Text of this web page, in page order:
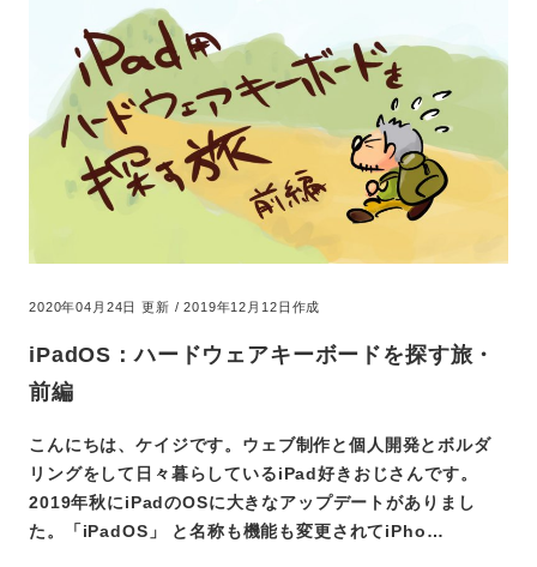
2020年04月24日 更新 / 2019年12月12日作成
iPadOS：ハードウェアキーボードを探す旅・
前編
こんにちは、ケイジです。ウェブ制作と個人開発とボルダ
リングをして日々暮らしているiPad好きおじさんです。
2019年秋にiPadのOSに大きなアップデートがありまし
た。「iPadOS」 と名称も機能も変更されてiPho…